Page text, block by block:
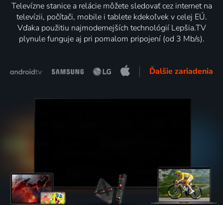
Televízne stanice a relácie môžete sledovať cez internet na
televízii, počítači, mobile i tablete kdekoľvek v celej EÚ.
Vďaka použitiu najmodernejších technológií Lepšia.TV
plynule funguje aj pri pomalom pripojení (od 3 Mb/s).
Ďalšie zariadenia